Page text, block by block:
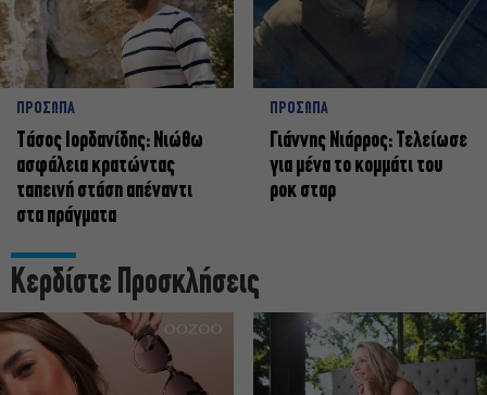
ΠΡΟΣΩΠΑ
Tάσος Ιορδανίδης: Νιώθω
ασφάλεια κρατώντας
ταπεινή στάση απέναντι
στα πράγματα
ΠΡΟΣΩΠΑ
Γιάννης Νιάρρος: Τελείωσε
για μένα το κομμάτι του
ροκ σταρ
Κερδίστε Προσκλήσεις